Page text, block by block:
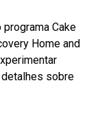
programa Cake
Home and
sobre